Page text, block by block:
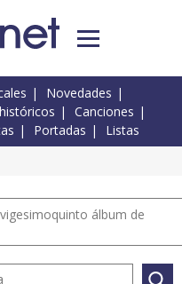
Novedades
Canciones
Portadas Listas
álbum de